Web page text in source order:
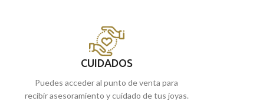
CUIDADOS
Puedes acceder al punto de venta para
recibir asesoramiento y cuidado de tus joyas.